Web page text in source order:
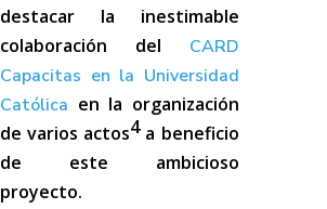
destacar la inestimable
colaboración del
CARD
Capacitas en la Universidad
Católica en la organización
de varios actos4a beneficio
de este ambicioso
proyecto.